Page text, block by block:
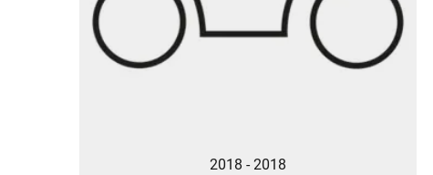
2018 - 2018